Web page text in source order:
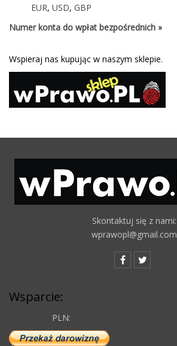
EUR, USD, GBP
Numer konta do wpłat bezpośrednich »
Wspieraj nas kupując w naszym sklepie.
Skontaktuj się z nami:
wprawopl@gmail.com
Wsparcie:
PLN: